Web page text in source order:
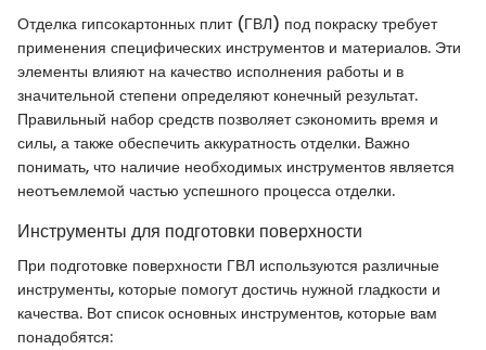
Отделка гипсокартонных плит (ГВЛ) под покраску требует
применения специфических инструментов и материалов. Эти
элементы влияют на качество исполнения работы и в
значительной степени определяют конечный результат.
Правильный набор средств позволяет сэкономить время и
силы, а также обеспечить аккуратность отделки. Важно
понимать, что наличие необходимых инструментов является
неотъемлемой частью успешного процесса отделки.
Инструменты для подготовки поверхности
При подготовке поверхности ГВЛ используются различные
инструменты, которые помогут достичь нужной гладкости и
качества. Вот список основных инструментов, которые вам
понадобятся: